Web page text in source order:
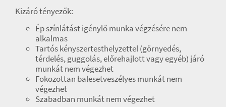
Kizáró tényezők:
Ép színlátást igénylő munka végzésére nem
alkalmas
Tartós kényszertesthelyzettel (görnyedés,
térdelés, guggolás, előrehajlott vagy egyéb) járó
munkát nem végezhet
Fokozottan balesetveszélyes munkát nem
végezhet
Szabadban munkát nem végezhet